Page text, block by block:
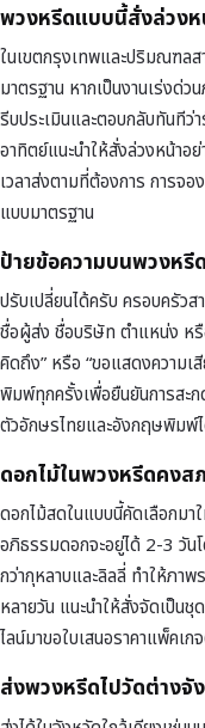
พวงหรีดแบบนี้สั่งล่วงห
ในเขตกรุงเทพและปริมณฑล
มาตรฐาน หากเป็นงานเร่งด่ว
รีบประเมินและตอบกลับทันทีว่
อาทิตย์แนะนำให้สั่งล่วงหน้าอ
เวลาส่งตามที่ต้องการ การจ
แบบมาตรฐาน
ป้ายข้อความบนพวงหรี
ปรับเปลี่ยนได้ครับ ครอบครัว
ชื่อผู้ส่ง ชื่อบริษัท ตำแหน่ง หรื
คิดถึง” หรือ “ขอแสดงความเ
พิมพ์ทุกครั้งเพื่อยืนยันการสะ
ตัวอักษรไทยและอังกฤษพิมพ์
ดอกไม้ในพวงหรีดคงส
ดอกไม้สดในแบบนี้คัดเลือกม
อภิธรรมดอกจะอยู่ได้ 2-3 วัน
กว่ากุหลาบและลิลลี่ ทำให้ภา
หลายวัน แนะนำให้สั่งจัดเป็น
ไลน์มาขอใบเสนอราคาแพ็คเก
ส่งพวงหรีดไปวัดต่างจั